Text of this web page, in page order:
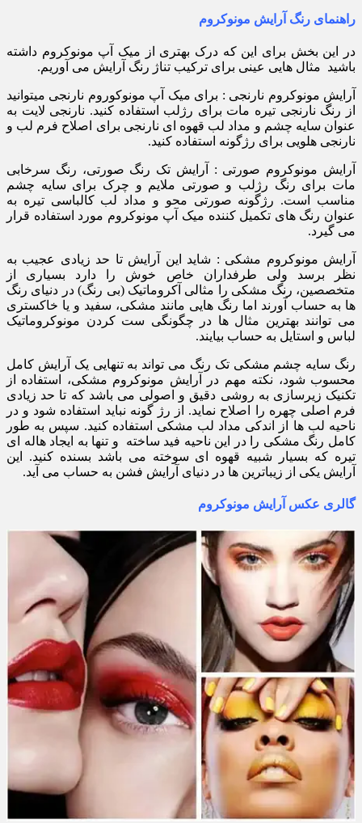
راهنمای رنگ آرایش مونوکروم
در این بخش برای این که درک بهتری از میک آپ مونوکروم داشته
باشید مثال هایی عینی برای ترکیب تناژ رنگ آرایش می آوریم.
آرایش مونوکروم نارنجی : برای میک آپ مونوکوروم نارنجی میتوانید
از رنگ نارنجی تیره مات برای رژلب استفاده کنید. نارنجی لایت به
عنوان سایه چشم و مداد لب قهوه ای نارنجی برای اصلاح فرم لب و
نارنجی هلویی برای رژگونه استفاده کنید.
آرایش مونوکروم صورتی : آرایش تک رنگ صورتی، رنگ سرخابی
مات برای رنگ رژلب و صورتی ملایم و چرک برای سایه چشم
مناسب است. رژگونه صورتی محو و مداد لب کالباسی تیره به
عنوان رنگ های تکمیل کننده میک آپ مونوکروم مورد استفاده قرار
می گیرد.
آرایش مونوکروم مشکی : شاید این آرایش تا حد زیادی عجیب به
نظر برسد ولی طرفداران خاص خوش را دارد بسیاری از
متخصصین، رنگ مشکی را مثالی آکروماتیک (بی رنگ) در دنیای رنگ
ها به حساب آورند اما رنگ هایی مانند مشکی، سفید و یا خاکستری
می توانند بهترین مثال ها در چگونگی ست کردن مونوکروماتیک
لباس و استایل به حساب بیایند.
رنگ سایه چشم مشکی تک رنگ می تواند به تنهایی یک آرایش کامل
محسوب شود، نکته مهم در آرایش مونوکروم مشکی، استفاده از
تکنیک زیرسازی به روشی دقیق و اصولی می باشد که تا حد زیادی
فرم اصلی چهره را اصلاح نماید. از رژ گونه نباید استفاده شود و در
ناحیه لب ها از اندکی مداد لب مشکی استفاده کنید. سپس به طور
کامل رنگ مشکی را در این ناحیه فید ساخته و تنها به ایجاد هاله ای
تیره که بسیار شبیه قهوه ای سوخته می باشد بسنده کنید. این
آرایش یکی از زیباترین ها در دنیای آرایش فشن به حساب می آید.
گالری عکس آرایش مونوکروم